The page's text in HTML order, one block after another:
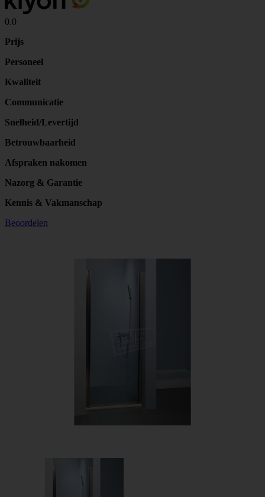
0.0
Prijs
Personeel
Kwaliteit
Communicatie
Snelheid/Levertijd
Betrouwbaarheid
Afspraken nakomen
Nazorg & Garantie
Kennis & Vakmanschap
Beoordelen